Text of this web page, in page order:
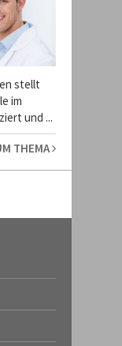
stellt
im
und ...
THEMA